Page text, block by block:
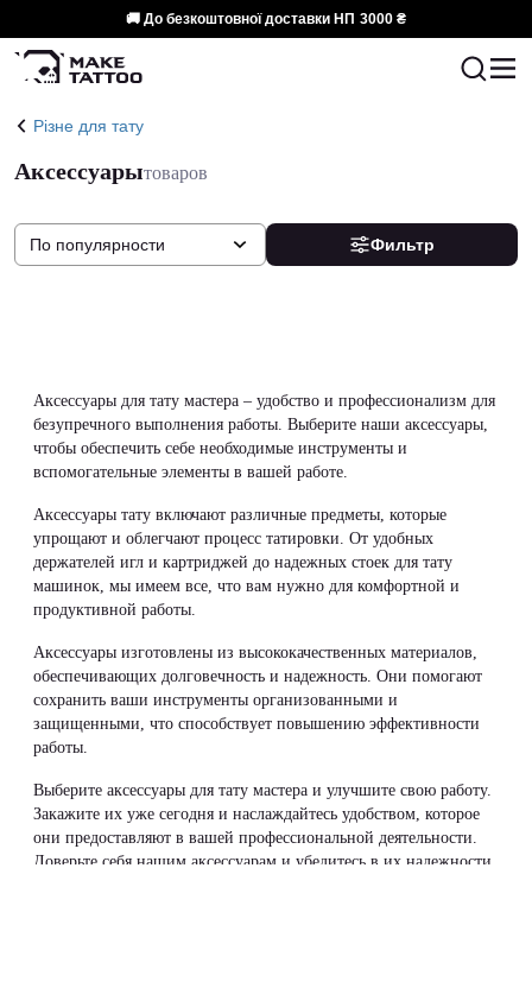
🚚 До безкоштовної доставки НП 3000 ₴
Різне для тату
Аксессуарытоваров
Фильтр
По популярности
Аксессуары для тату мастера – удобство и профессионализм для
безупречного выполнения работы. Выберите наши аксессуары,
чтобы обеспечить себе необходимые инструменты и
вспомогательные элементы в вашей работе.
Аксессуары тату включают различные предметы, которые
упрощают и облегчают процесс татировки. От удобных
держателей игл и картриджей до надежных стоек для тату
машинок, мы имеем все, что вам нужно для комфортной и
продуктивной работы.
Аксессуары изготовлены из высококачественных материалов,
обеспечивающих долговечность и надежность. Они помогают
сохранить ваши инструменты организованными и
защищенными, что способствует повышению эффективности
работы.
Выберите аксессуары для тату мастера и улучшите свою работу.
Закажите их уже сегодня и наслаждайтесь удобством, которое
они предоставляют в вашей профессиональной деятельности.
Доверьте себя нашим аксессуарам и убедитесь в их надежности